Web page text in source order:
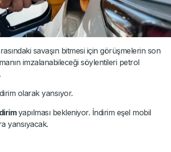
savaşın bitmesi için görüşmelerin son
imzalanabileceği söylentileri petrol
olarak yansıyor.
yapılması bekleniyor. İndirim eşel mobil
yansıyacak.